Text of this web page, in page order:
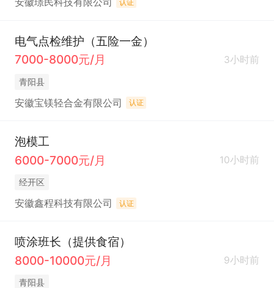
安徽璟民科技有限公司 认证
电气点检维护（五险一金）
7000-8000元/月
3小时前
青阳县
安徽宝镁轻合金有限公司 认证
泡模工
6000-7000元/月
10小时前
经开区
安徽鑫程科技有限公司 认证
喷涂班长（提供食宿）
8000-10000元/月
9小时前
青阳县